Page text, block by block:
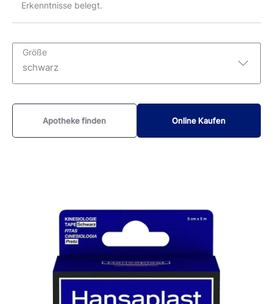
Erkenntnisse belegt.
Größe
schwarz
Apotheke finden Online Kaufen